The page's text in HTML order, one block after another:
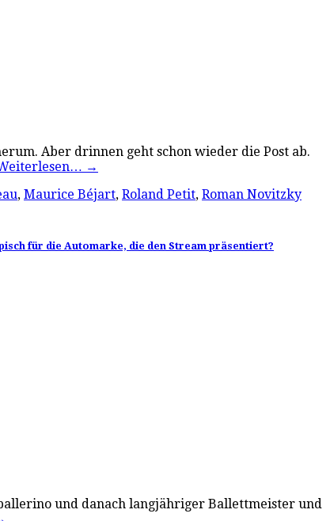
Aber drinnen geht schon wieder die Post ab.
→
, Maurice Béjart, Roland Petit, Roman Novitzky
für die Automarke, die den Stream präsentiert?
und danach langjähriger Ballettmeister und